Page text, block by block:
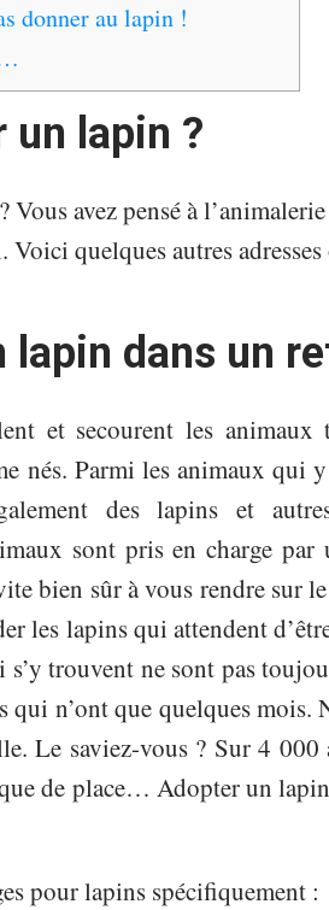
donner au lapin !
un lapin ?
Vous avez pensé à
Voici quelques autres
lapin dans un
et secourent les animaux
nés. Parmi les animaux qui
des lapins et
sont pris en charge
bien sûr à vous rendre sur
les lapins qui attendent
s’y trouvent ne sont pas
qui n’ont que quelques
Le saviez-vous ? Sur 4
de place… Adopter un
pour lapins spécifiquement :